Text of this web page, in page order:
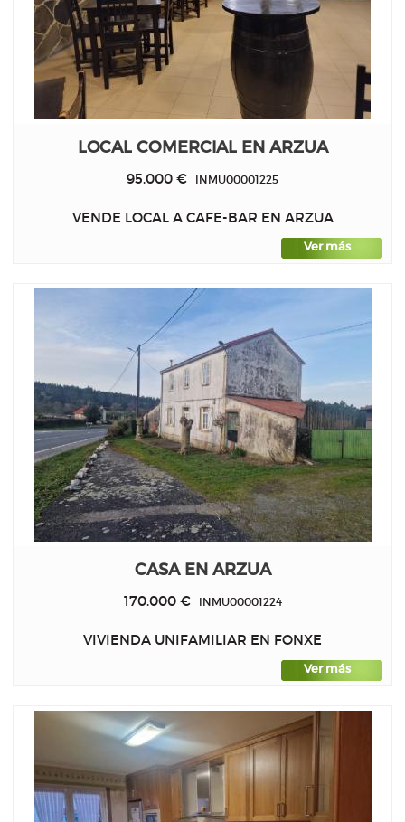
LOCAL COMERCIAL EN ARZUA
95.000 € INMU00001225
VENDE LOCAL A CAFE-BAR EN ARZUA
Ver más
CASA EN ARZUA
170.000 €INMU00001224
VIVIENDA UNIFAMILIAR EN FONXE
Ver más